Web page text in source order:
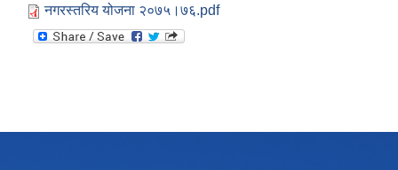
नगरस्तरिय योजना २०७५।७६.pdf